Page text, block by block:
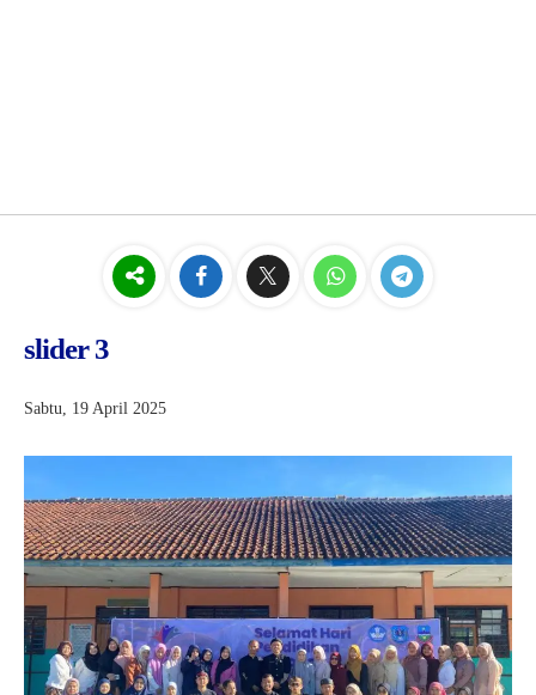
slider 3
Sabtu, 19 April 2025